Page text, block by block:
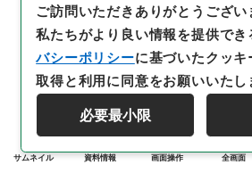
サムネイル 資料情報 画面操作 全画面
ご訪問いただきありがとうござい
私たちがより良い情報を提供でき
バシーポリシーに基づいたクッ
取得と利用に同意をお願いいたし
必要最小限